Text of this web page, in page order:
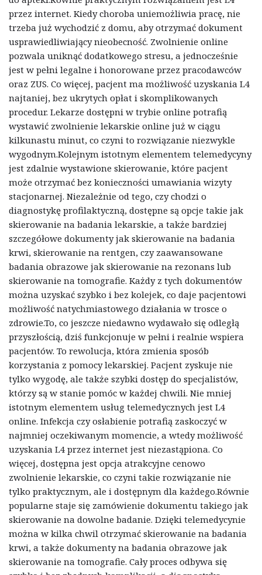
przez internet. Kiedy choroba uniemożliwia pracę, nie
trzeba już wychodzić z domu, aby otrzymać dokument
usprawiedliwiający nieobecność. Zwolnienie online
pozwala uniknąć dodatkowego stresu, a jednocześnie
jest w pełni legalne i honorowane przez pracodawców
oraz ZUS. Co więcej, pacjent ma możliwość uzyskania L4
najtaniej, bez ukrytych opłat i skomplikowanych
procedur. Lekarze dostępni w trybie online potrafią
wystawić zwolnienie lekarskie online już w ciągu
kilkunastu minut, co czyni to rozwiązanie niezwykle
wygodnym.Kolejnym istotnym elementem telemedycyny
jest zdalnie wystawione skierowanie, które pacjent
może otrzymać bez konieczności umawiania wizyty
stacjonarnej. Niezależnie od tego, czy chodzi o
diagnostykę profilaktyczną, dostępne są opcje takie jak
skierowanie na badania lekarskie, a także bardziej
szczegółowe dokumenty jak skierowanie na badania
krwi, skierowanie na rentgen, czy zaawansowane
badania obrazowe jak skierowanie na rezonans lub
skierowanie na tomografie. Każdy z tych dokumentów
można uzyskać szybko i bez kolejek, co daje pacjentowi
możliwość natychmiastowego działania w trosce o
zdrowie.To, co jeszcze niedawno wydawało się odległą
przyszłością, dziś funkcjonuje w pełni i realnie wspiera
pacjentów. To rewolucja, która zmienia sposób
korzystania z pomocy lekarskiej. Pacjent zyskuje nie
tylko wygodę, ale także szybki dostęp do specjalistów,
którzy są w stanie pomóc w każdej chwili. Nie mniej
istotnym elementem usług telemedycznych jest L4
online. Infekcja czy osłabienie potrafią zaskoczyć w
najmniej oczekiwanym momencie, a wtedy możliwość
uzyskania L4 przez internet jest niezastąpiona. Co
więcej, dostępna jest opcja atrakcyjne cenowo
zwolnienie lekarskie, co czyni takie rozwiązanie nie
tylko praktycznym, ale i dostępnym dla każdego.Równie
popularne staje się zamówienie dokumentu takiego jak
skierowanie na dowolne badanie. Dzięki telemedycynie
można w kilka chwil otrzymać skierowanie na badania
krwi, a także dokumenty na badania obrazowe jak
skierowanie na tomografie. Cały proces odbywa się